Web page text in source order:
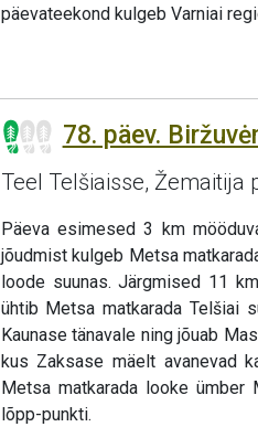
päevateekond kulgeb Varniai
78. päev.
Teel Telšiaisse, Žemaitija
Päeva esimesed 3 km
jõudmist kulgeb Metsa
loode suunas. Järgmised 11
ühtib Metsa matkarada Telšiai
Kaunase tänavale ning jõuab
kus Zaksase mäelt avanevad
Metsa matkarada looke
lõpp-punkti.